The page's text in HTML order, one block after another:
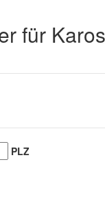
für
PLZ